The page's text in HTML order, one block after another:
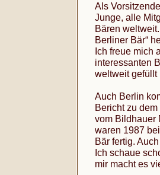
Als
Junge, alle
Bären
Berliner Bär“
Ich freue mich
interessanten
weltweit gefüllt
Auch Berlin
Bericht zu
vom Bildhauer
waren 1987
Bär fertig.
Ich schaue
mir macht es